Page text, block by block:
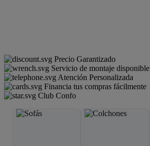
Precio Garantizado
Servicio de montaje disponible
Atención Personalizada
Financia tus compras fácilmente
Club Confo